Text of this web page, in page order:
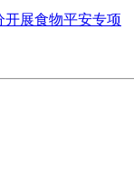
展食物平安专项